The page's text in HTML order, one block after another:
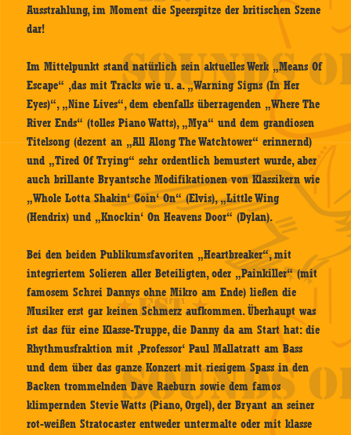
Ausstrahlung, im Moment die Speerspitze der britischen Szene
dar!
Im Mittelpunkt stand natürlich sein aktuelles Werk „Means Of
Escape“ ,das mit Tracks wie u. a. „Warning Signs (In Her
Eyes)“, „Nine Lives“, dem ebenfalls überragenden „Where The
River Ends“ (tolles Piano Watts), „Mya“ und dem grandiosen
Titelsong (dezent an „All Along The Watchtower“ erinnernd)
und „Tired Of Trying“ sehr ordentlich bemustert wurde, aber
auch brillante Bryantsche Modifikationen von Klassikern wie
„Whole Lotta Shakin‘ Goin‘ On“ (Elvis), „Little Wing
(Hendrix) und „Knockin‘ On Heavens Door“ (Dylan).
Bei den beiden Publikumsfavoriten „Heartbreaker“, mit
integriertem Solieren aller Beteiligten, oder „Painkiller“ (mit
famosem Schrei Dannys ohne Mikro am Ende) ließen die
Musiker erst gar keinen Schmerz aufkommen. Überhaupt was
ist das für eine Klasse-Truppe, die Danny da am Start hat: die
Rhythmusfraktion mit ‚Professor‘ Paul Mallatratt am Bass
und dem über das ganze Konzert mit riesigem Spass in den
Backen trommelnden Dave Raeburn sowie dem famos
klimpernden Stevie Watts (Piano, Orgel), der Bryant an seiner
rot-weißen Stratocaster entweder untermalte oder mit klasse